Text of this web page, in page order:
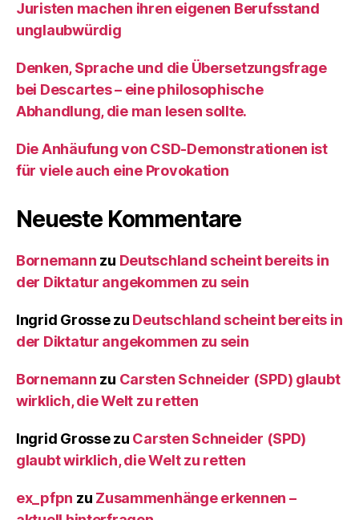
Juristen machen ihren eigenen Berufsstand
unglaubwürdig
Denken, Sprache und die Übersetzungsfrage
bei Descartes – eine philosophische
Abhandlung, die man lesen sollte.
Die Anhäufung von CSD-Demonstrationen ist
für viele auch eine Provokation
Neueste Kommentare
Bornemann zu Deutschland scheint bereits in
der Diktatur angekommen zu sein
Ingrid Grossezu Deutschland scheint bereits in
der Diktatur angekommen zu sein
Bornemann zu Carsten Schneider (SPD) glaubt
wirklich, die Welt zu retten
Ingrid Grossezu Carsten Schneider (SPD)
glaubt wirklich, die Welt zu retten
ex_pfpn zu Zusammenhänge erkennen –